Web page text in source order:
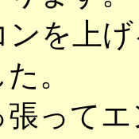
ンを上
。
って